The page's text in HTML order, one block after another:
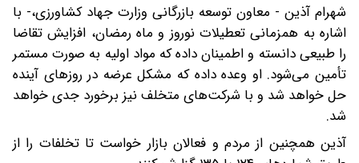
شهرام آذین - معاون توسعه بازرگانی وزارت جهاد کشاورزی،- با
اشاره به همزمانی تعطیلات نوروز و ماه رمضان، افزایش تقاضا
را طبیعی دانسته و اطمینان داده که مواد اولیه به صورت مستمر
تأمین می‌شود. او وعده داده که مشکل عرضه در روزهای آینده
حل خواهد شد و با شرکت‌های متخلف نیز برخورد جدی خواهد
شد.
آذین همچنین از مردم و فعالان بازار خواست تا تخلفات را از